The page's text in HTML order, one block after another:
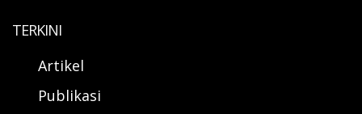
TERKINI
Artikel
Publikasi